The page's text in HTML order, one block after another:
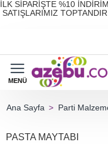
İLK SİPARİŞTE %10
SATIŞLARIMIZ
Parti
PASTA MAYTABI